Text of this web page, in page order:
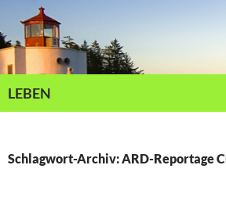
Inhalt
springen
LEBEN
Schlagwort-Archiv: ARD-Reportage